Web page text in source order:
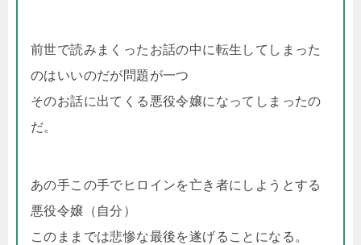
前世で読みまくったお話の中に転生してしまった
のはいいのだが問題が一つ
そのお話に出てくる悪役令嬢になってしまったの
だ。
あの手この手でヒロインを亡き者にしようとする
悪役令嬢（自分）
このままでは悲惨な最後を遂げることになる。